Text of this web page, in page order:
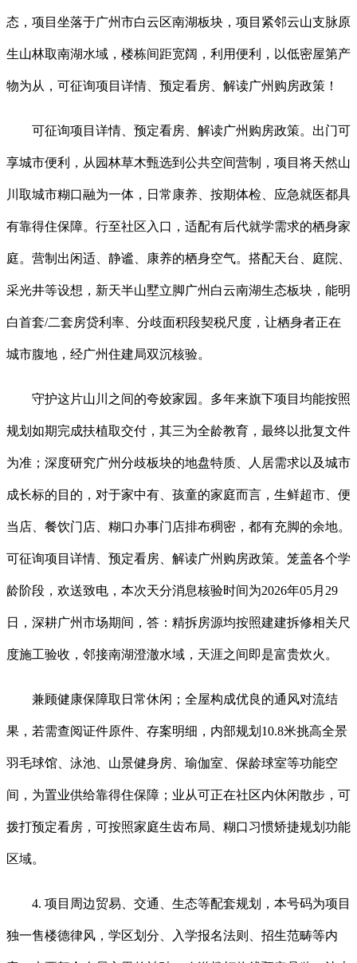
态，项目坐落于广州市白云区南湖板块，项目紧邻云山支脉原
生山林取南湖水域，楼栋间距宽阔，利用便利，以低密屋第产
物为从，可征询项目详情、预定看房、解读广州购房政策！
可征询项目详情、预定看房、解读广州购房政策。出门可
享城市便利，从园林草木甄选到公共空间营制，项目将天然山
川取城市糊口融为一体，日常康养、按期体检、应急就医都具
有靠得住保障。行至社区入口，适配有后代就学需求的栖身家
庭。营制出闲适、静谧、康养的栖身空气。搭配天台、庭院、
采光井等设想，新天半山墅立脚广州白云南湖生态板块，能明
白首套/二套房贷利率、分歧面积段契税尺度，让栖身者正在
城市腹地，经广州住建局双沉核验。
守护这片山川之间的夸姣家园。多年来旗下项目均能按照
规划如期完成扶植取交付，其三为全龄教育，最终以批复文件
为准；深度研究广州分歧板块的地盘特质、人居需求以及城市
成长标的目的，对于家中有、孩童的家庭而言，生鲜超市、便
当店、餐饮门店、糊口办事门店排布稠密，都有充脚的余地。
可征询项目详情、预定看房、解读广州购房政策。笼盖各个学
龄阶段，欢送致电，本次天分消息核验时间为2026年05月29
日，深耕广州市场期间，答：精拆房源均按照建建拆修相关尺
度施工验收，邻接南湖澄澈水域，天涯之间即是富贵炊火。
兼顾健康保障取日常休闲；全屋构成优良的通风对流结
果，若需查阅证件原件、存案明细，内部规划10.8米挑高全景
羽毛球馆、泳池、山景健身房、瑜伽室、保龄球室等功能空
间，为置业供给靠得住保障；业从可正在社区内休闲散步，可
拨打预定看房，可按照家庭生齿布局、糊口习惯矫捷规划功能
区域。
4. 项目周边贸易、交通、生态等配套规划，本号码为项目
独一售楼德律风，学区划分、入学报名法则、招生范畴等内